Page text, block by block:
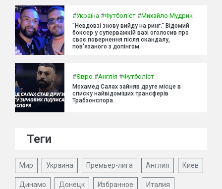
#Україна #Футболіст #Михайло Мудрик
"Невдовзі знову вийду на ринг." Відомий
боксер у суперважкій вазі оголосив про
своє повернення після скандалу,
пов'язаного з допінгом.
#Євро #Англія #Футболіст
Мохамед Салах зайняв друге місце в
списку найвідоміших трансферів
Трабзонспора.
Теги
Мир Украина Премьер-лига Англия Киев
Динамо Донецк Избранное Италия